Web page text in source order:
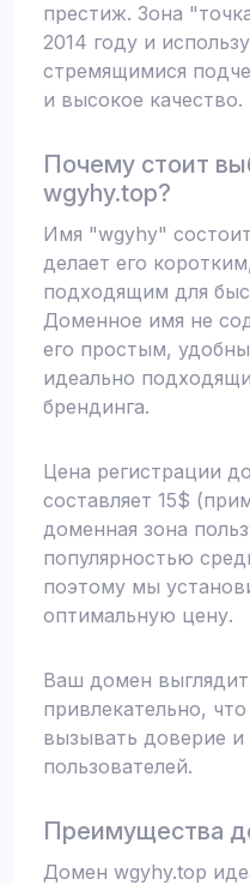
престиж. Зона
2014 году и
стремящимися
и высокое качество.
Почему стоит
wgyhy.top?
Имя "wgyhy"
делает его
подходящим для
Доменное имя не
его простым,
идеально
брендинга.
Цена регистрации
составляет 15$
доменная зона
популярностью
поэтому мы
оптимальную цену.
Ваш домен
привлекательно,
вызывать доверие
пользователей.
Преимущества
Домен wgyhy.top